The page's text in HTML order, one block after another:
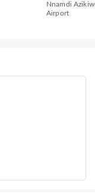
Nnamdi
Airport